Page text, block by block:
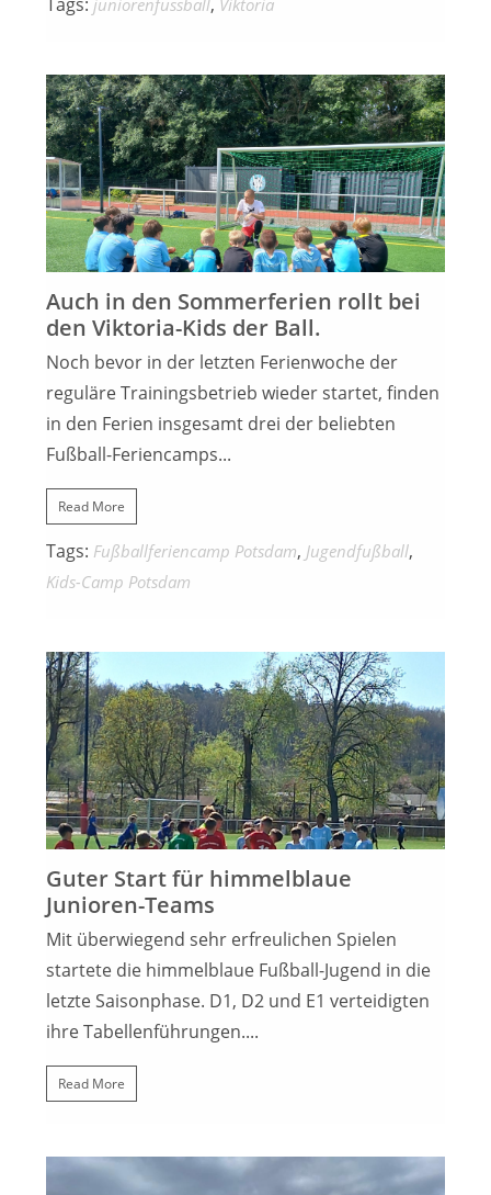
juniorenfussball Viktoria
13. AUGUST 2023
Auch in den Sommerferien rollt bei
den Viktoria-Kids der Ball.
Noch bevor in der letzten Ferienwoche der
reguläre Trainingsbetrieb wieder startet, finden
in den Ferien insgesamt drei der beliebten
Fußball-Feriencamps...
Read More
Tags: Fußballferiencamp Potsdam, Jugendfußball,
Kids-Camp Potsdam
23. APRIL 2023
Guter Start für himmelblaue
Junioren-Teams
Mit überwiegend sehr erfreulichen Spielen
startete die himmelblaue Fußball-Jugend in die
letzte Saisonphase. D1, D2 und E1 verteidigten
ihre Tabellenführungen....
Read More